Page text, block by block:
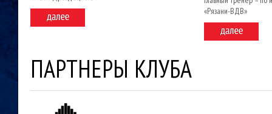
«Рязани-ВДВ»
ПАРТНЕРЫ КЛУБА